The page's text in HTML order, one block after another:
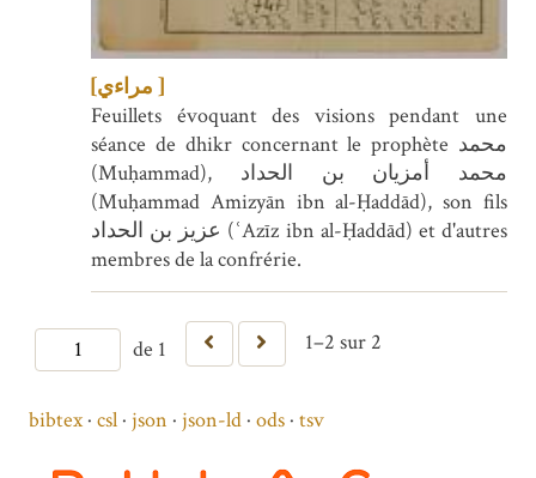
[مراءي ]
Feuillets évoquant des visions pendant une
séance de dhikr concernant le prophète محمد
(Muḥammad), محمد أمزيان بن الحداد
(Muḥammad Amizyān ibn al-Ḥaddād), son fils
عزيز بن الحداد (ʿAzīz ibn al-Ḥaddād) et d'autres
membres de la confrérie.
de 1 1–2 sur 2
bibtex csl json json-ld ods tsv